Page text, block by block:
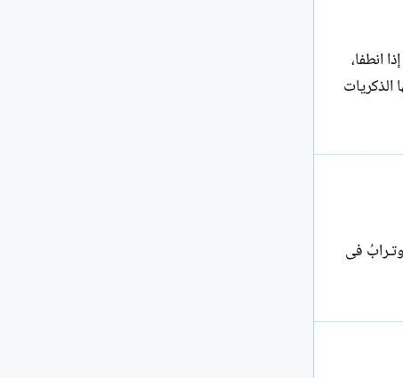
انطفا،
الذكريات
فـوْقَ الشّفـاهِ مَرائـرٌ وتـرابُ فى